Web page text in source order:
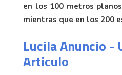
en los 100 metros
mientras que en los 200
Lucila Anuncio -
Articulo